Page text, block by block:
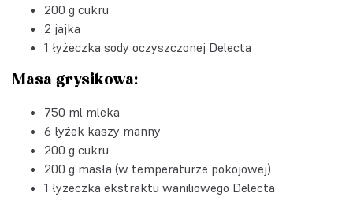
200 g cukru
2 jajka
1 łyżeczka sody oczyszczonej Delecta
Masa grysikowa:
750 ml mleka
6 łyżek kaszy manny
200 g cukru
200 g masła (w temperaturze pokojowej)
1 łyżeczka ekstraktu waniliowego Delecta